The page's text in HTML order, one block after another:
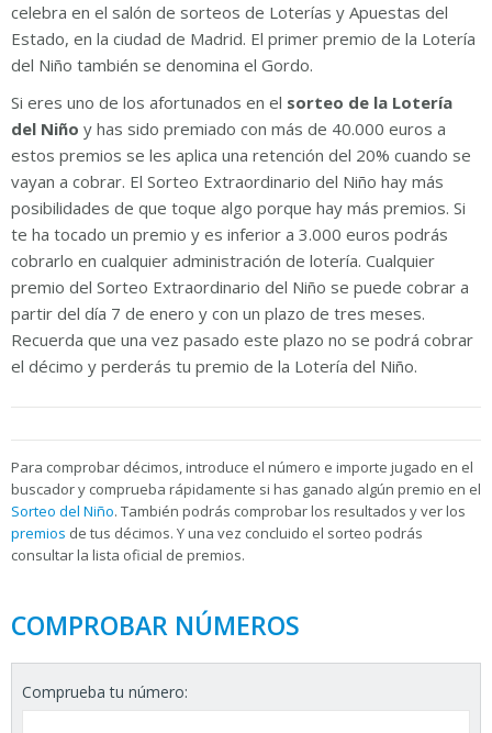
celebra en el salón de sorteos de Loterías y Apuestas del
Estado, en la ciudad de Madrid. El primer premio de la Lotería
del Niño también se denomina el Gordo.
Si eres uno de los afortunados en el sorteo de la Lotería
del Niño y has sido premiado con más de 40.000 euros a
estos premios se les aplica una retención del 20% cuando se
vayan a cobrar. El Sorteo Extraordinario del Niño hay más
posibilidades de que toque algo porque hay más premios. Si
te ha tocado un premio y es inferior a 3.000 euros podrás
cobrarlo en cualquier administración de lotería. Cualquier
premio del Sorteo Extraordinario del Niño se puede cobrar a
partir del día 7 de enero y con un plazo de tres meses.
Recuerda que una vez pasado este plazo no se podrá cobrar
el décimo y perderás tu premio de la Lotería del Niño.
Para comprobar décimos, introduce el número e importe jugado en el
buscador y comprueba rápidamente si has ganado algún premio en el
Sorteo del Niño. También podrás comprobar los resultados y ver los
premios de tus décimos. Y una vez concluido el sorteo podrás
consultar la lista oficial de premios.
COMPROBAR NÚMEROS
Comprueba tu número: